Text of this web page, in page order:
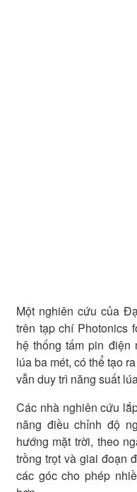
Một nghiên cứu của
trên tạp chí Photonics
hệ thống tấm pin điện
lúa ba mét, có thể tạo
vẫn duy trì năng suất
Các nhà nghiên cứu
năng điều chỉnh độ
hướng mặt trời, theo
trồng trọt và giai đoạn
các góc cho phép